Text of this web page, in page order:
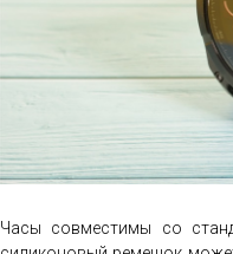
Часы совместимы со